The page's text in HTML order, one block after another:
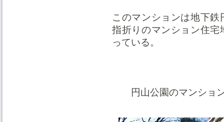
このマンションは地下
指折りのマンション住
っている。
円山公園のマンショ